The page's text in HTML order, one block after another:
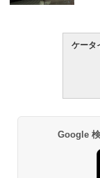
ケータ
Google